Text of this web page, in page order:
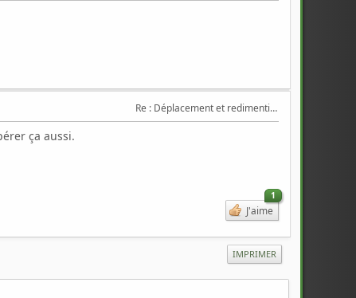
Re : Déplacement et redimentionnement de partitions
ça aussi.
1
J'aime
IMPRIMER